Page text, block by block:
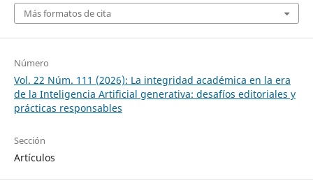
Más formatos de cita
Número
Vol. 22 Núm. 111 (2026): La integridad académica en la era
de la Inteligencia Artificial generativa: desafíos editoriales y
prácticas responsables
Sección
Artículos